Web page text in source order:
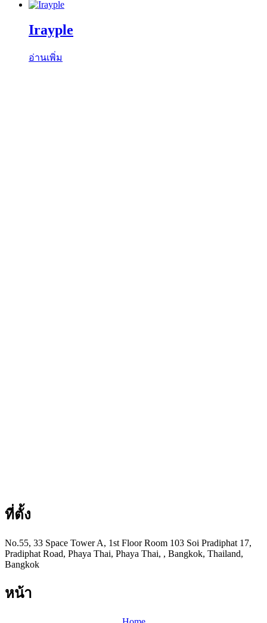
Irayple
อ่านเพิ่ม
ที่ตั้ง
No.55, 33 Space Tower A, 1st Floor Room 103 Soi Pradiphat 17,
Pradiphat Road, Phaya Thai, Phaya Thai, , Bangkok, Thailand,
Bangkok
หน้า